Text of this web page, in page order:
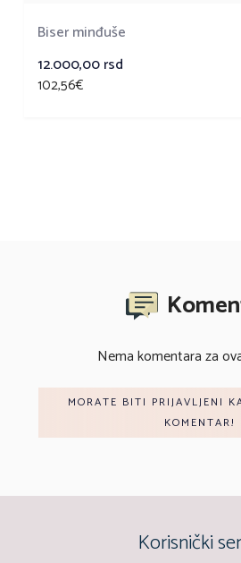
Biser minđuše
12.000,00rsd
102,56€
Nema komentara za
MORATE BITI PRIJAVLJENI
KOMENTAR!
Korisnički